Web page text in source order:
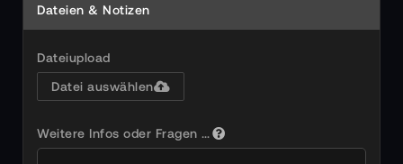
Dateien & Notizen
Dateiupload
Datei auswählen
Weitere Infos oder Fragen …